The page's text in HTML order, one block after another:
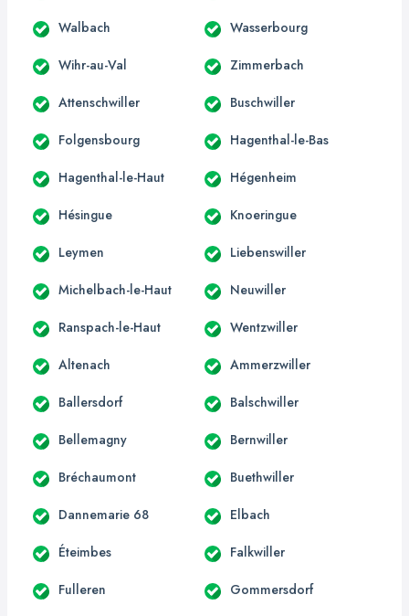
Walbach Wasserbourg
Wihr-au-Val Zimmerbach
Attenschwiller Buschwiller
Folgensbourg Hagenthal-le-Bas
Hagenthal-le-Haut Hégenheim
Hésingue Knoeringue
Leymen Liebenswiller
Michelbach-le-Haut Neuwiller
Ranspach-le-Haut Wentzwiller
Altenach Ammerzwiller
Ballersdorf Balschwiller
Bellemagny Bernwiller
Bréchaumont Buethwiller
Dannemarie 68 Elbach
Éteimbes Falkwiller
Fulleren Gommersdorf